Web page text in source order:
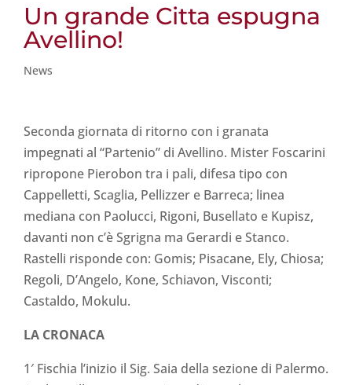
Un grande Citta espugna
Avellino!
News
Seconda giornata di ritorno con i granata
impegnati al “Partenio” di Avellino. Mister Foscarini
ripropone Pierobon tra i pali, difesa tipo con
Cappelletti, Scaglia, Pellizzer e Barreca; linea
mediana con Paolucci, Rigoni, Busellato e Kupisz,
davanti non c’è Sgrigna ma Gerardi e Stanco.
Rastelli risponde con: Gomis; Pisacane, Ely, Chiosa;
Regoli, D’Angelo, Kone, Schiavon, Visconti;
Castaldo, Mokulu.
LA CRONACA
1′ Fischia l’inizio il Sig. Saia della sezione di Palermo.